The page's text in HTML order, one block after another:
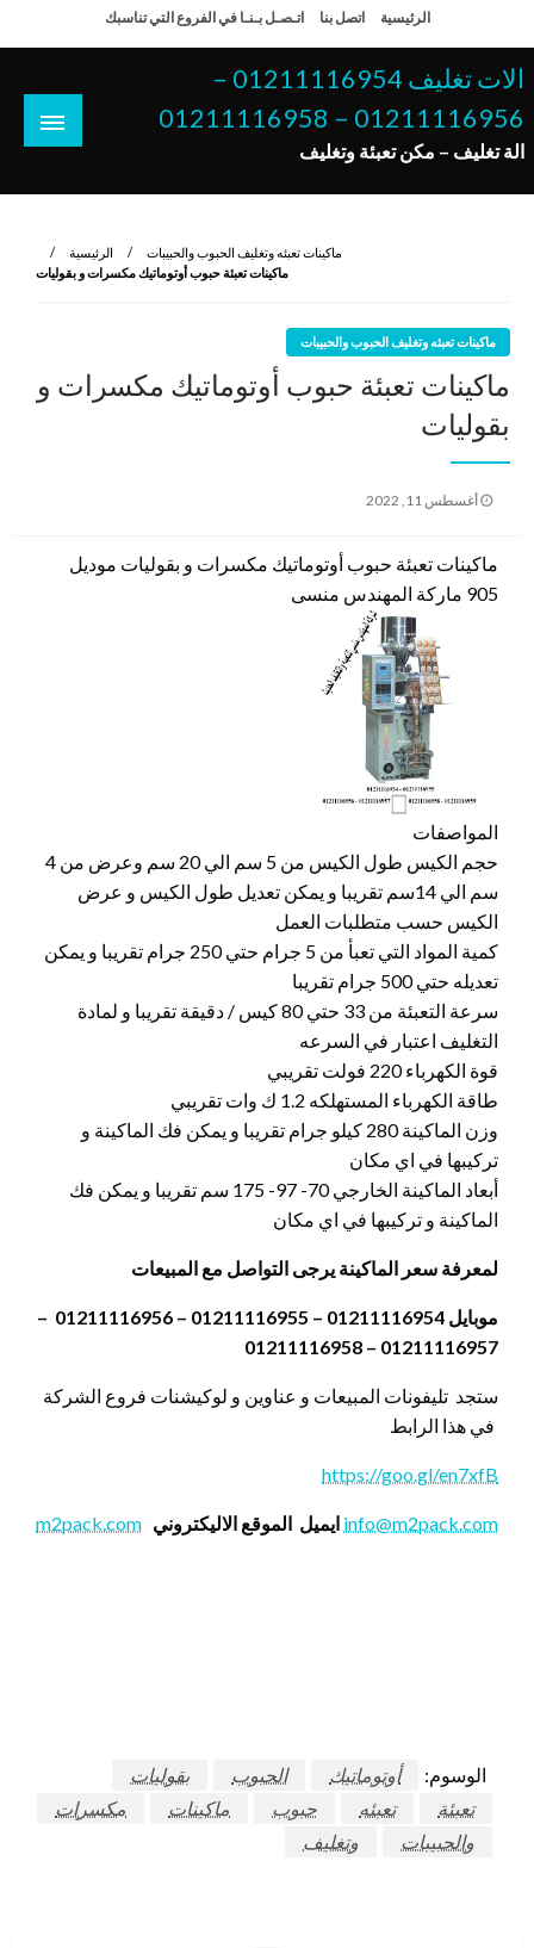
إلى
المحتوى
الرئيسية اتصل بنا اتـصـل بـنـا في الفروع التي تناسبك
الات تغليف 01211116954 –
01211116956 – 01211116958
الة تغليف – مكن تعبئة وتغليف
الرئيسية
ماكينات تعبئه وتغليف الحبوب والحبيبات
ماكينات تعبئة حبوب أوتوماتيك مكسرات و بقوليات
ماكينات تعبئه وتغليف الحبوب والحبيبات
ماكينات تعبئة حبوب أوتوماتيك مكسرات و
بقوليات
نُشر
أغسطس 11, 2022
ماكينات تعبئة حبوب أوتوماتيك مكسرات و بقوليات موديل
905 ماركة المهندس منسى
المواصفات
حجم الكيس طول الكيس من 5 سم الي 20 سم وعرض من 4
سم الي 14سم تقريبا و يمكن تعديل طول الكيس و عرض
الكيس حسب متطلبات العمل
كمية المواد التي تعبأ من 5 جرام حتي 250 جرام تقريبا و يمكن
تعديله حتي 500 جرام تقريبا
سرعة التعبئة من 33 حتي 80 كيس / دقيقة تقريبا و لمادة
التغليف اعتبار في السرعه
قوة الكهرباء 220 فولت تقريبي
طاقة الكهرباء المستهلكه 1.2 ك وات تقريبي
وزن الماكينة 280 كيلو جرام تقريبا و يمكن فك الماكينة و
تركيبها في اي مكان
أبعاد الماكينة الخارجي 70- 97- 175 سم تقريبا و يمكن فك
الماكينة و تركيبها في اي مكان
لمعرفة سعر الماكينة يرجى التواصل مع المبيعات
موبايل 01211116954 – 01211116955 – 01211116956 –
01211116957 – 01211116958
ستجد تليفونات المبيعات و عناوين و لوكيشنات فروع الشركة
في هذا الرابط
https://goo.gl/en7xfB
info@m2pack.com ايميل الموقع الاليكتروني m2pack.com
الوسوم: أوتوماتيك الحبوب
بقوليات
تعبئة
تعبئه حبوب ماكينات
مكسرات
والحبيبات
وتغليف